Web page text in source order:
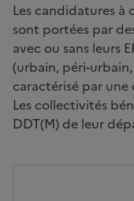
Les candidatures
sont portées par
avec ou sans leurs
(urbain, péri-
caractérisé par
Les collectivités
DDT(M) de leur